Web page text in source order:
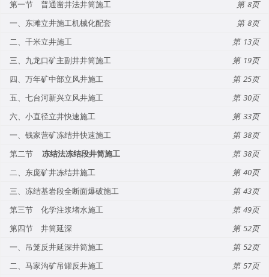
第一节 普通凿井法井筒施工
8
一、东滩立井施工机械化配套
8
二、千米立井施工
13
三、九龙口矿主副井井筒施工
19
四、万年矿中部立风井施工
25
五、七台河新兴立风井施工
30
六、小直径立井快速施工
33
一、钱家营矿冻结井快速施工
38
第二节
冻结法冻结段井筒施工
38
二、东庞矿井冻结井施工
40
三、冻结基岩段全断面爆破施工
43
第三节 化学注浆堵水施工
49
第四节 井筒延深
52
一、吊笼反井延深井筒施工
52
二、马家沟矿吊罐反井施工
57